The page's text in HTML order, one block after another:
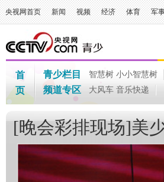
央视网首页 新闻 视频 经济 体育 军
首
页
青少栏目 智慧树 小小智慧树
频道专区 大风车 音乐快递
[晚会彩排现场]美